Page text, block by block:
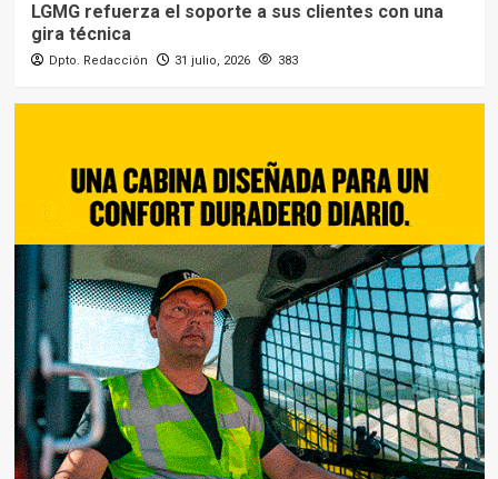
LGMG refuerza el soporte a sus clientes con una
gira técnica
Dpto. Redacción 31 julio, 2026 383